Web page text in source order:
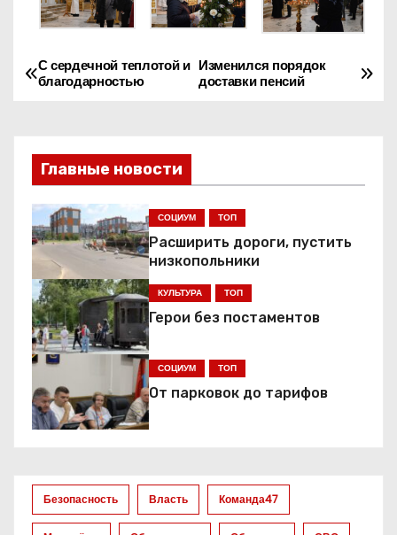
Н
в
и
г
а
ц
и
я
п
з
а
Изменился порядок
доставки пенсий
С сердечной теплотой и
благодарностью
Главные новости
СОЦИУМ ТОП
Расширить дороги, пустить
низкопольники
КУЛЬТУРА ТОП
Герои без постаментов
СОЦИУМ ТОП
От парковок до тарифов
Безопасность Власть Команда47